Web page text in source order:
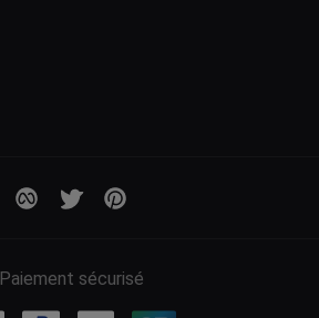
Paiement sécurisé